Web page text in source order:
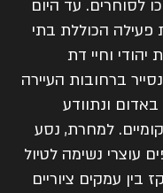
לסוחרים. עד היום
פעילה הכוללת בתי
וחיי דת
ברחובות העיירה
ונתוודע
למחרת, נסע
עוצרי נשימה לטיול
בין עמקים ציוריים